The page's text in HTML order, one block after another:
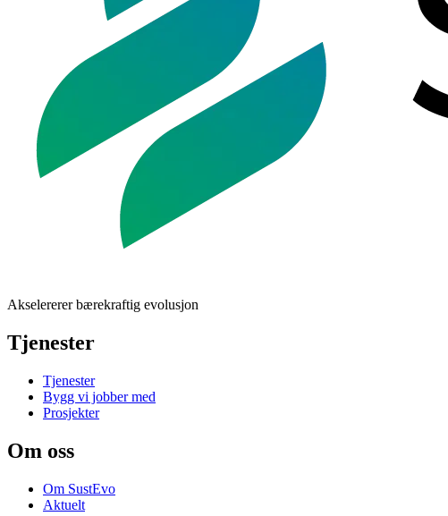
Akselererer bærekraftig evolusjon
Tjenester
Tjenester
Bygg vi jobber med
Prosjekter
Om oss
Om SustEvo
Aktuelt